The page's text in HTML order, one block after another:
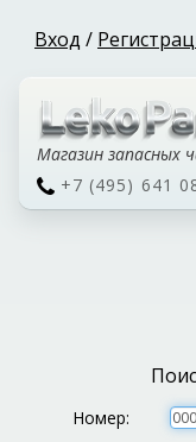
Вход /
Магазин запасных
+7 (495) 641
Номер: